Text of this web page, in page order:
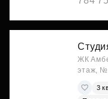
ЖК
этаж,
3